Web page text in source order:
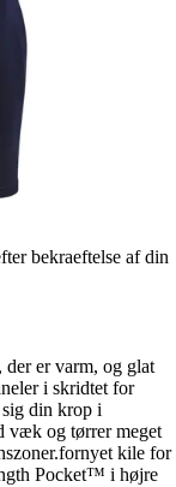
bekraeftelse af din
der er varm, og glat
i skridtet for
sig din krop i
væk og tørrer meget
kile for
Pocket™ i højre